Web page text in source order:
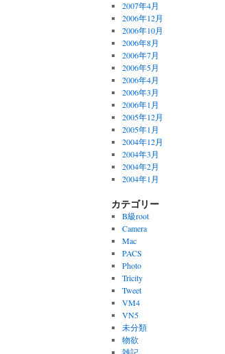
2007年4月
2006年12月
2006年10月
2006年8月
2006年7月
2006年5月
2006年4月
2006年3月
2006年1月
2005年12月
2005年1月
2004年12月
2004年3月
2004年2月
2004年1月
カテゴリー
B級root
Camera
Mac
PACS
Photo
Tricity
Tweet
VM4
VN5
未分類
物欲